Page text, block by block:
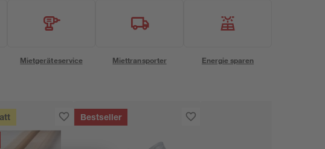
Mietgeräteservice Miettransporter Energie sparen
Bestseller